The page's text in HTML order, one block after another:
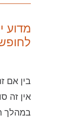
מדוע
בין אם
אין זה
במהלך